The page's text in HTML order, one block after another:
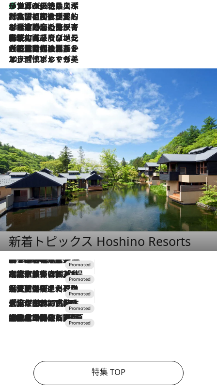
2026.8.8
リスボンの絶品スイーツ「パステル・デ・ナタ」とは？ポルトガル伝統の奥深い世界へ
2026.7.27
「私の祖国はポルトガル語です」国民的詩人フェルナンド・ペソアと、彼が愛した文学の街を歩く
2026.7.26
ポルトガル近海が育む極上の海の幸。キリリと冷えた白ワインと愉しむ、シーフード専門店の贅沢
2026.7.22
伝統の味をモダンに昇華。高感度な地元客が集う、リスボンの最旬ガストロノミー
2026.7.21
大航海時代の栄華から、震災、独裁、そして革命へ。ポルトガル・首都リスボンの石畳に刻まれた「歴史の光と影」
2026.7.13
エッセイ・ヤマザキマリ「慎ましくも美しき国 ポルトガル」
新着トピックス Hoshino Resorts
2026.8.7
【トンボの足水浴】ヒノキの香りに包まれて涼感マックス！約13℃の湧水かけ流しを避暑地「星野温泉 トンボの湯」で体験
2026.7.31
【ホテル帰省】という選択肢をOMOが提案。家族とほどよい距離を保つには「昼は実家、夜は気兼ねなくホテルで！」
2026.7.24
【夏限定ディナーコース】旬を迎える稚鮎や花ズッキーニなどをイタリア・トスカーナの郷土料理の手法で満喫！
2026.7.17
「土佐和ハーブかき氷」がOMO7高知に登場！生姜、山椒、大葉など目にも舌にも涼を呼ぶ郷土の味
2026.7.10
NEW OPEN！【界 草津】名湯の地に誕生。趣の異なる2種の温泉と上州ならではの会席・蕎麦割烹など美食を味わう究極の癒やし旅
特集 TOP